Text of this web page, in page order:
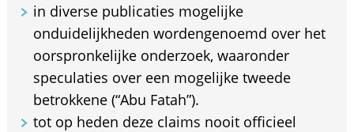
in diverse publicaties mogelijke
onduidelijkheden wordengenoemd over het
oorspronkelijke onderzoek, waaronder
speculaties over een mogelijke tweede
betrokkene (“Abu Fatah”).
tot op heden deze claims nooit officieel